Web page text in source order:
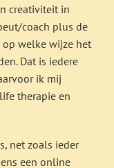
creativiteit in
coach plus de
welke wijze het
Dat is iedere
ik mij
therapie en
net zoals ieder
een online